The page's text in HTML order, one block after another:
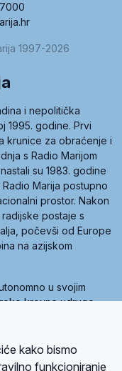
1997-2026
i nepolitička
1995. godine. Prvi
krunice za obraćenje i
s Radio Marijom
su 1983. godine
Marija postupno
prostor. Nakon
postaje s
počevši od Europe
na azijskom
u svojim
krovne udruge
sedam članica, među
kako bismo
funkcioniranje